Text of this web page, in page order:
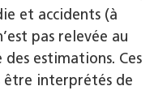
et accidents (à
pas relevée au
estimations. Ces
être interprétés de